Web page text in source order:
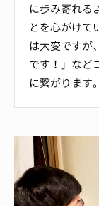
に歩み寄れる
とを心がけて
は大変ですが
です！」など
に繋がります。